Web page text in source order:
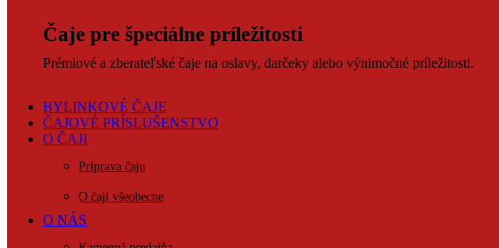
Čaje pre špeciálne príležitosti
Prémiové a zberateľské čaje na oslavy, darčeky alebo výnimočné príležitosti.
BYLINKOVÉ ČAJE
ČAJOVÉ PRÍSLUŠENSTVO
O ČAJI
Príprava čaju
O čaji všeobecne
O NÁS